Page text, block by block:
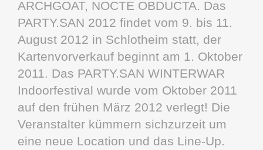
ARCHGOAT, NOCTE OBDUCTA. Das
PARTY.SAN 2012 findet vom 9. bis 11.
August 2012 in Schlotheim statt, der
Kartenvorverkauf beginnt am 1. Oktober
2011. Das PARTY.SAN WINTERWAR
Indoorfestival wurde vom Oktober 2011
auf den frühen März 2012 verlegt! Die
Veranstalter kümmern sichzurzeit um
eine neue Location und das Line-Up.